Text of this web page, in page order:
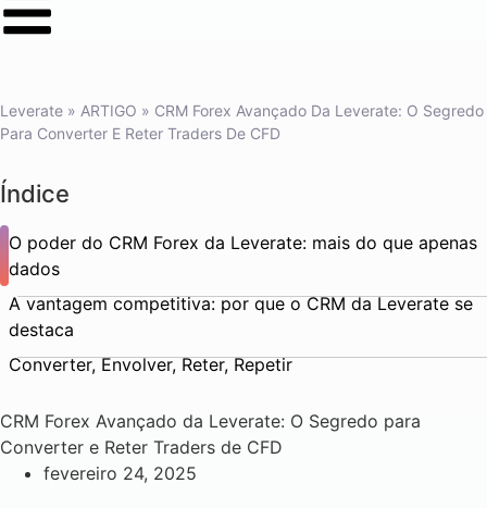
Leverate » ARTIGO » CRM Forex Avançado Da Leverate: O Segredo
Para Converter E Reter Traders De CFD
Índice
O poder do CRM Forex da Leverate: mais do que apenas
dados
A vantagem competitiva: por que o CRM da Leverate se
destaca
Converter, Envolver, Reter, Repetir
CRM Forex Avançado da Leverate: O Segredo para
Converter e Reter Traders de CFD
fevereiro 24, 2025